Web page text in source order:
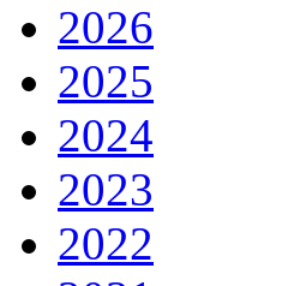
2026
2025
2024
2023
2022